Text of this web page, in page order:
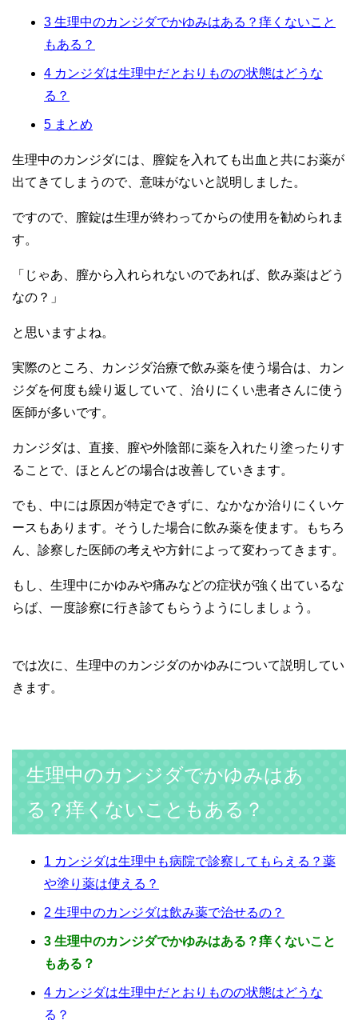
3 生理中のカンジダでかゆみはある？痒くないこと
もある？
4 カンジダは生理中だとおりものの状態はどうな
る？
5 まとめ
生理中のカンジダには、膣錠を入れても出血と共にお薬が
出てきてしまうので、意味がないと説明しました。
ですので、膣錠は生理が終わってからの使用を勧められま
す。
「じゃあ、膣から入れられないのであれば、飲み薬はどう
なの？」
と思いますよね。
実際のところ、カンジダ治療で飲み薬を使う場合は、カン
ジダを何度も繰り返していて、治りにくい患者さんに使う
医師が多いです。
カンジダは、直接、膣や外陰部に薬を入れたり塗ったりす
ることで、ほとんどの場合は改善していきます。
でも、中には原因が特定できずに、なかなか治りにくいケ
ースもあります。そうした場合に飲み薬を使ます。もちろ
ん、診察した医師の考えや方針によって変わってきます。
もし、生理中にかゆみや痛みなどの症状が強く出ているな
らば、一度診察に行き診てもらうようにしましょう。
では次に、生理中のカンジダのかゆみについて説明してい
きます。
生理中のカンジダでかゆみはあ
る？痒くないこともある？
1 カンジダは生理中も病院で診察してもらえる？薬
や塗り薬は使える？
2 生理中のカンジダは飲み薬で治せるの？
3 生理中のカンジダでかゆみはある？痒くないこと
もある？
4 カンジダは生理中だとおりものの状態はどうな
る？